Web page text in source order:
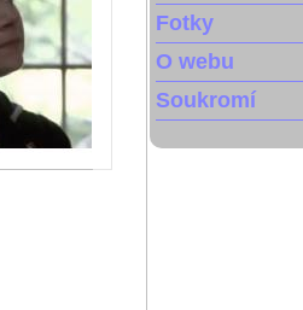
Fotky
O webu
Soukromí